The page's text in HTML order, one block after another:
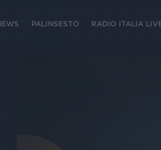
PALINSESTO RADIO ITALIA